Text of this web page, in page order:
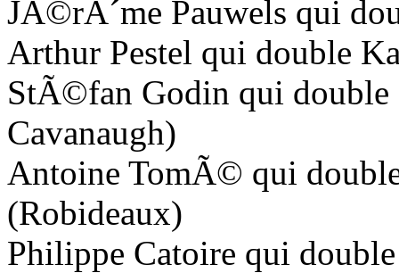
JÃ©rÃ´me Pauwels qui
Arthur Pestel qui double
StÃ©fan Godin qui double
Cavanaugh)
Antoine TomÃ© qui
(Robideaux)
Philippe Catoire qui